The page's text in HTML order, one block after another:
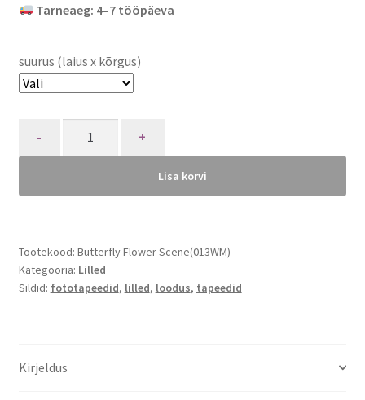
Tarneaeg: 4–7 tööpäeva
suurus (laius x kõrgus)
Lisa korvi
Tootekood: Butterfly Flower Scene(013WM)
Kategooria: Lilled
Sildid: fototapeedid, lilled, loodus, tapeedid
Kirjeldus